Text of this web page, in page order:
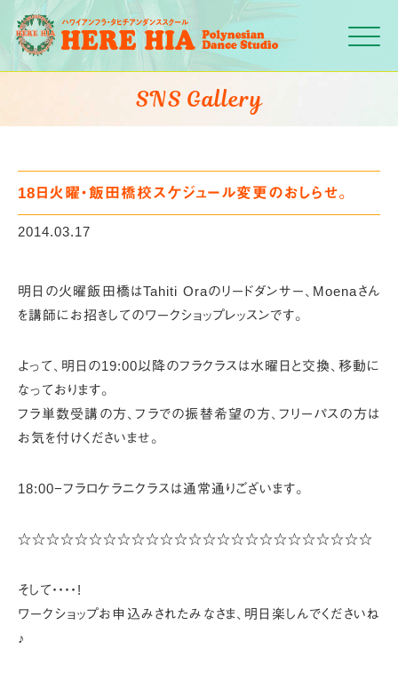
Click
SNS Gallery
18日火曜・飯田橋校スケジュール変更のおしらせ。
2014.03.17
明日の火曜飯田橋はTahiti Oraのリードダンサー、 Moenaさん
を講師にお招きしてのワークショップレッスンです。
よって、明日の19:00以降のフラクラスは水曜日と交換、移動に
なっております。
フラ単数受講の方、フラでの振替希望の方、フリーパスの方は
お気を付けくださいませ。
18:00−フラロケラニクラスは通常通りございます。
☆☆☆☆☆☆☆☆☆☆☆☆☆☆☆☆☆☆☆☆☆☆☆☆☆
そして・・・・!
ワークショップお申込みされたみなさま、 明日楽しんでくださいね
♪